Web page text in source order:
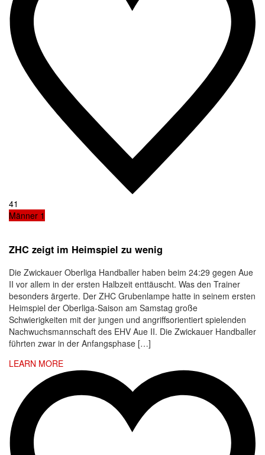
41
Männer 1
ZHC zeigt im Heimspiel zu wenig
Die Zwickauer Oberliga Handballer haben beim 24:29 gegen Aue
II vor allem in der ersten Halbzeit enttäuscht. Was den Trainer
besonders ärgerte. Der ZHC Grubenlampe hatte in seinem ersten
Heimspiel der Oberliga-Saison am Samstag große
Schwierigkeiten mit der jungen und angriffsorientiert spielenden
Nachwuchsmannschaft des EHV Aue II. Die Zwickauer Handballer
führten zwar in der Anfangsphase […]
LEARN MORE